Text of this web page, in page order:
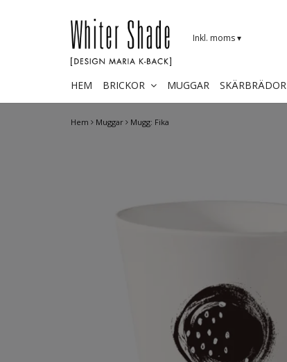
Hem Muggar Mugg: Fika
Inkl. moms▾
HEM BRICKOR MUGGAR SKÄRBRÄDOR